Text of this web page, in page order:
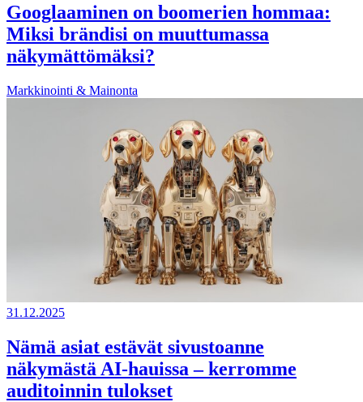
Googlaaminen on boomerien hommaa:
Miksi brändisi on muuttumassa
näkymättömäksi?
Markkinointi & Mainonta
31.12.2025
Nämä asiat estävät sivustoanne
näkymästä AI-hauissa – kerromme
auditoinnin tulokset